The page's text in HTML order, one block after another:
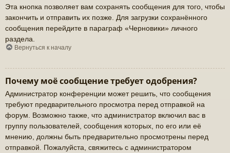
Эта кнопка позволяет вам сохранять сообщения для того, чтобы
закончить и отправить их позже. Для загрузки сохранённого
сообщения перейдите в параграф «Черновики» личного
раздела.
Вернуться к началу
Почему моё сообщение требует одобрения?
Администратор конференции может решить, что сообщения
требуют предварительного просмотра перед отправкой на
форум. Возможно также, что администратор включил вас в
группу пользователей, сообщения которых, по его или её
мнению, должны быть предварительно просмотрены перед
отправкой. Пожалуйста, свяжитесь с администратором